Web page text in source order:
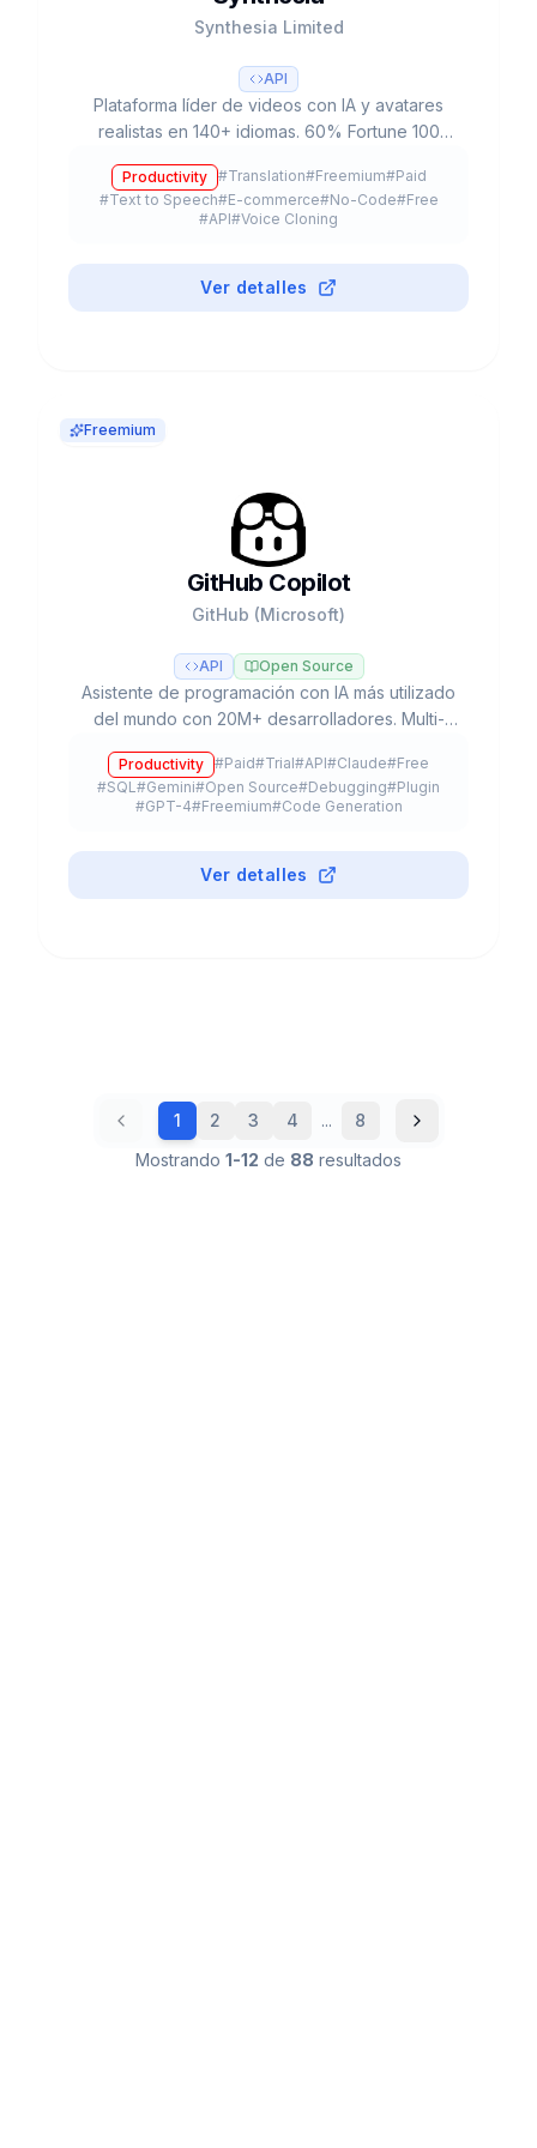
Synthesia Limited
API
Plataforma líder de videos con IA y avatares
realistas en 140+ idiomas. 60% Fortune 100
reducción del 90% en tiempo de producción.
Productivity #Translation#Freemium#Paid
#Text to Speech#E-commerce#No-Code#Free
#API#Voice Cloning
Ver detalles
Freemium
GitHub Copilot
GitHub (Microsoft)
API Open Source
Asistente de programación con IA más utilizado
del mundo con 20M+ desarrolladores. Multi-
Coding Agent autónomo y plan gratuito.
Productivity #Paid#Trial#API#Claude#Free
#SQL#Gemini#Open Source#Debugging#Plugin
#GPT-4#Freemium#Code Generation
Ver detalles
Mostrando 1-12 de 88 resultados
1 2 3 4 ... 8